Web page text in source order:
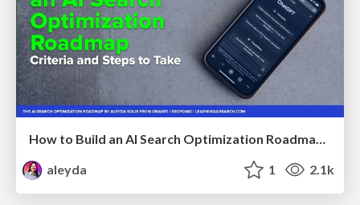
How to Build an AI Search Optimization Roadmap - Criteria and Steps to Take #SEOIRL
aleyda
1 2.1k